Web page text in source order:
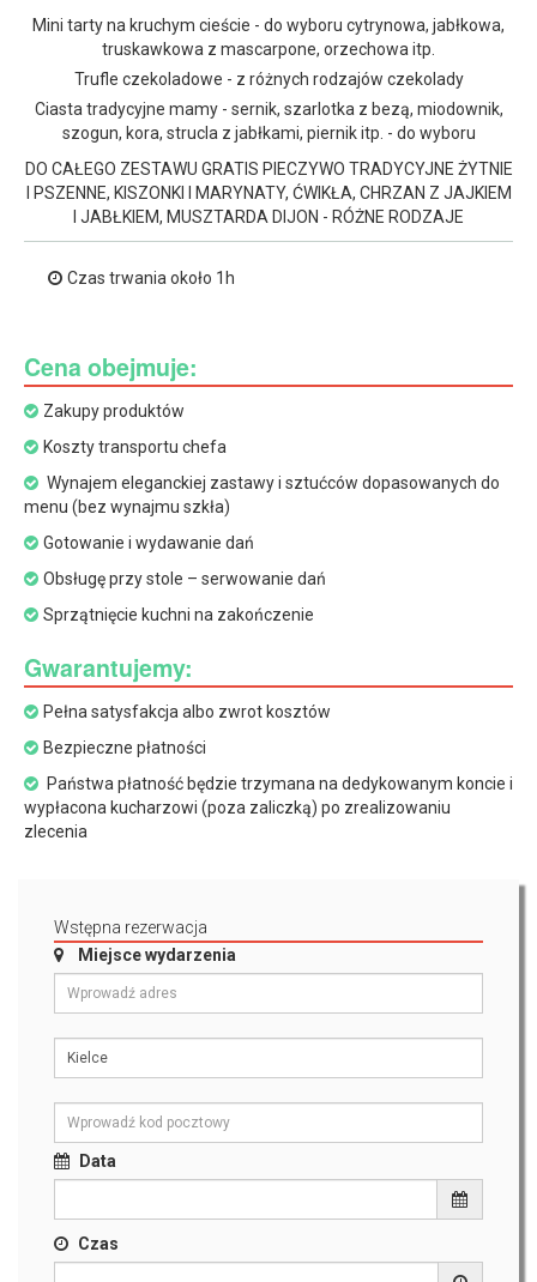
Mini tarty na kruchym cieście - do wyboru cytrynowa, jabłkowa,
truskawkowa z mascarpone, orzechowa itp.
Trufle czekoladowe - z różnych rodzajów czekolady
Ciasta tradycyjne mamy - sernik, szarlotka z bezą, miodownik,
szogun, kora, strucla z jabłkami, piernik itp. - do wyboru
DO CAŁEGO ZESTAWU GRATIS PIECZYWO TRADYCYJNE ŻYTNIE
I PSZENNE, KISZONKI I MARYNATY, ĆWIKŁA, CHRZAN Z JAJKIEM
I JABŁKIEM, MUSZTARDA DIJON - RÓŻNE RODZAJE
Czas trwania około 1h
Cena obejmuje:
Zakupy produktów
Koszty transportu chefa
Wynajem eleganckiej zastawy i sztućców dopasowanych do
menu (bez wynajmu szkła)
Gotowanie i wydawanie dań
Obsługę przy stole – serwowanie dań
Sprzątnięcie kuchni na zakończenie
Gwarantujemy:
Pełna satysfakcja albo zwrot kosztów
Bezpieczne płatności
Państwa płatność będzie trzymana na dedykowanym koncie i
wypłacona kucharzowi (poza zaliczką) po zrealizowaniu
zlecenia
Wstępna rezerwacja
Miejsce wydarzenia
Data
Czas